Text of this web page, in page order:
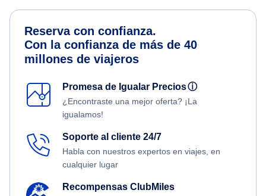
Reserva con confianza.
Con la confianza de más de 40
millones de viajeros
Promesa de Igualar Preciosⓘ
¿Encontraste una mejor oferta? ¡La
igualamos!
Soporte al cliente 24/7
Habla con nuestros expertos en viajes, en
cualquier lugar
Recompensas ClubMiles